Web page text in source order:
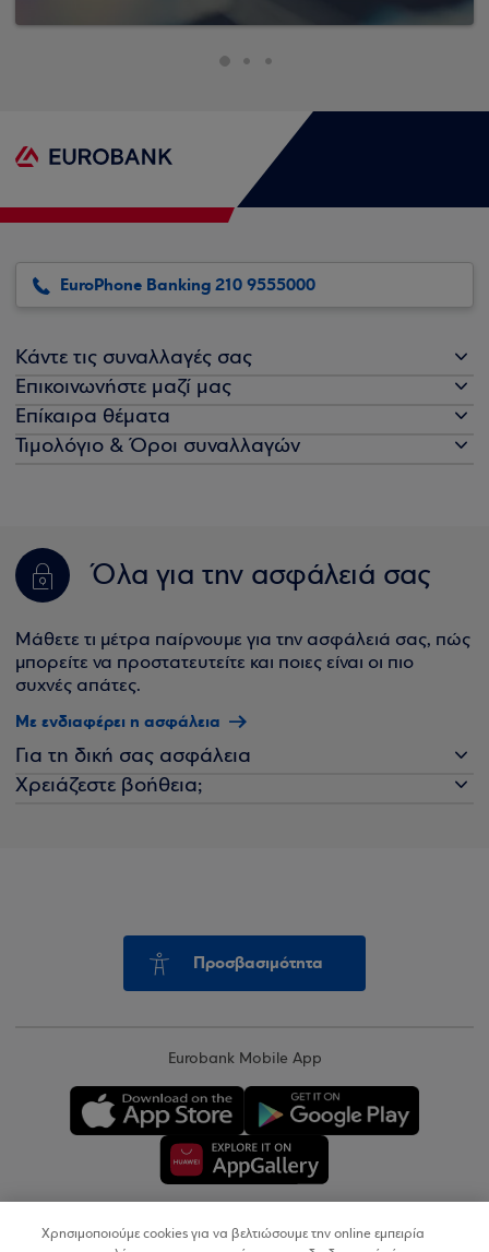
EuroPhone Banking 210 9555000
Κάντε τις συναλλαγές σας
Επικοινωνήστε μαζί μας
Επίκαιρα θέματα
Τιμολόγιο & Όροι συναλλαγών
Όλα για την ασφάλειά σας
Μάθετε τι μέτρα παίρνουμε για την ασφάλειά σας, πώς
μπορείτε να προστατευτείτε και ποιες είναι οι πιο
συχνές απάτες.
Με ενδιαφέρει η ασφάλεια
Για τη δική σας ασφάλεια
Χρειάζεστε βοήθεια;
Προσβασιμότητα
Eurobank Mobile App
Χρησιμοποιούμε cookies για να βελτιώσουμε την online εμπειρία